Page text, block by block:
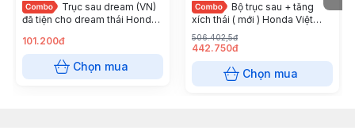
Trục sau dream (VN)
đã tiện cho dream thái Honda
101.200đ
Chọn mua
Bộ trục sau + tăng
xích thái ( mới ) Honda Việt
Nam
506.402,5đ
442.750đ
Chọn mua